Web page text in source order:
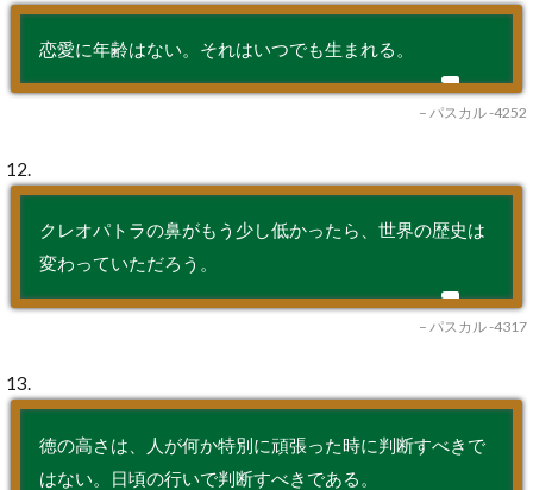
恋愛に年齢はない。それはいつでも生まれる。
– パスカル -4252
12.
クレオパトラの鼻がもう少し低かったら、世界の歴史は
変わっていただろう。
– パスカル -4317
13.
徳の高さは、人が何か特別に頑張った時に判断すべきで
はない。日頃の行いで判断すべきである。